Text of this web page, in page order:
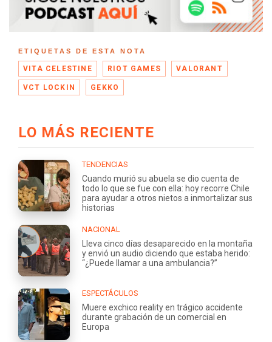
ETIQUETAS DE ESTA NOTA
VITA CELESTINE RIOT GAMES VALORANT
VCT LOCKIN GEKKO
LO MÁS RECIENTE
TENDENCIAS
Cuando murió su abuela se dio cuenta de
todo lo que se fue con ella: hoy recorre Chile
para ayudar a otros nietos a inmortalizar sus
historias
NACIONAL
Lleva cinco días desaparecido en la montaña
y envió un audio diciendo que estaba herido:
“¿Puede llamar a una ambulancia?”
ESPECTÁCULOS
Muere exchico reality en trágico accidente
durante grabación de un comercial en
Europa